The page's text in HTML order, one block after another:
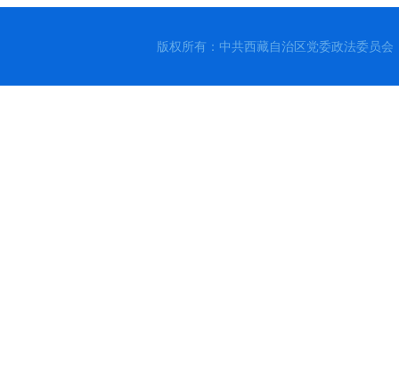
版权所有：中共西藏自治区党委政法委员